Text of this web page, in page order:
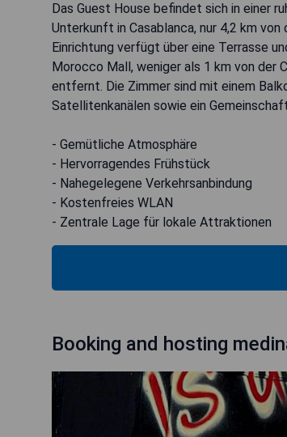
Das Guest House befindet sich in einer
Unterkunft in Casablanca, nur 4,2 km
Einrichtung verfügt über eine Terrasse
Morocco Mall, weniger als 1 km von der
entfernt. Die Zimmer sind mit einem
Satellitenkanälen sowie ein
- Gemütliche Atmosphäre
- Hervorragendes Frühstück
- Nahegelegene Verkehrsanbindung
- Kostenfreies WLAN
- Zentrale Lage für lokale Attraktionen
Booking and hosting